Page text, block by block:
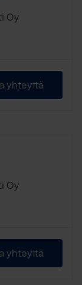
Oy
yhteyttä
Oy
yhteyttä